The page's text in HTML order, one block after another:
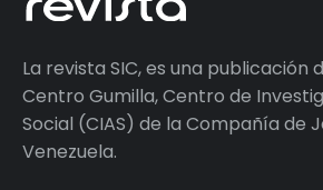
La revista SIC, es una publicación
Centro Gumilla, Centro de
Social (CIAS) de la Compañía de
Venezuela.